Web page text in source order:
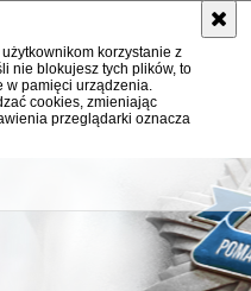
korzystanie z
nie blokujesz tych plików, to
w pamięci urządzenia.
cookies, zmieniając
przeglądarki oznacza